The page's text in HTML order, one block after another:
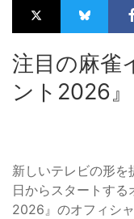
注目の麻雀
ント2026』
新しいテレビの形
日からスタートする
2026』のオフィシ